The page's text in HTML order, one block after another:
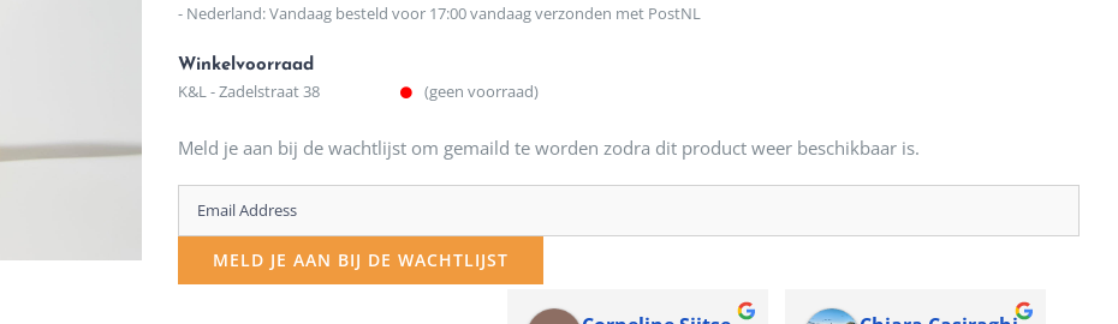
- Nederland: Vandaag besteld voor 17:00 vandaag verzonden met PostNL
Winkelvoorraad
K&L - Zadelstraat 38 (geen voorraad)
Meld je aan bij de wachtlijst om gemaild te worden zodra dit product weer beschikbaar is.
Enter
your
email
MELD JE AAN BIJ DE WACHTLIJST